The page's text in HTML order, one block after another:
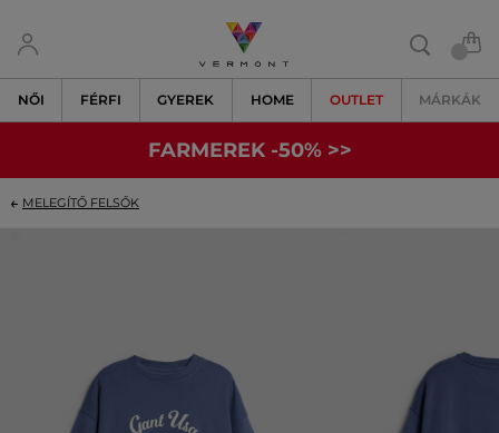
NŐI FÉRFI GYEREK HOME OUTLET MÁRKÁK
FARMEREK -50% >>
MELEGÍTŐ FELSŐK